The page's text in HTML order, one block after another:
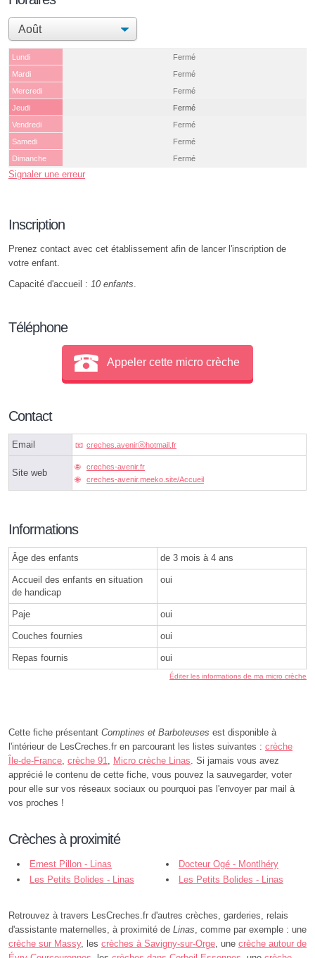
Lundi
Fermé
Mardi
Fermé
Mercredi
Fermé
Jeudi
Fermé
Vendredi
Fermé
Samedi
Fermé
Dimanche
Fermé
Signaler une erreur
Inscription
Prenez contact avec cet établissement afin de lancer l'inscription de
votre enfant.
Capacité d'accueil : 10 enfants
Téléphone
Appeler cette micro crèche
Contact
Email creches.avenirⓐhotmail.fr
Site web
creches-avenir.fr
creches-avenir.meeko.site/Accueil
Informations
Âge des enfants de 3 mois à 4 ans
Accueil des enfants en situation
de handicap
oui
Paje oui
Couches fournies oui
Repas fournis oui
Éditer les informations de ma micro crèche
Cette fiche présentant Comptines et Barboteuses est disponible à
l'intérieur de LesCreches.fr en parcourant les listes suivantes : crèche
Île-de-France crèche 91 Micro crèche Linas . Si jamais vous avez
apprécié le contenu de cette fiche, vous pouvez la sauvegarder, voter
pour elle sur vos réseaux sociaux ou pourquoi pas l'envoyer par mail à
vos proches !
Crèches à proximité
Ernest Pillon - Linas
Docteur Ogé - Montlhéry
Les Petits Bolides - Linas
Les Petits Bolides - Linas
Retrouvez à travers LesCreches.fr d'autres crèches, garderies, relais
d'assistante maternelles, à proximité de Linas , comme par exemple : une
crèche sur Massy, les crèches à Savigny-sur-Orge , une crèche autour de